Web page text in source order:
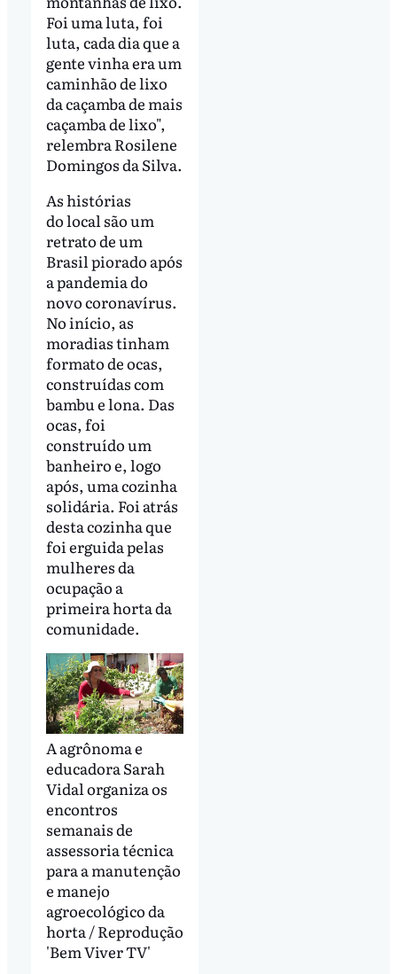
Foi uma luta, foi
luta, cada dia que a
gente vinha era um
caminhão de lixo
da caçamba de mais
caçamba de lixo",
relembra Rosilene
Domingos da Silva.
As histórias
do local são um
retrato de um
Brasil piorado após
a pandemia do
novo coronavírus.
No início, as
moradias tinham
formato de ocas,
construídas com
bambu e lona. Das
ocas, foi
construído um
banheiro e, logo
após, uma cozinha
solidária. Foi atrás
desta cozinha que
foi erguida pelas
mulheres da
ocupação a
primeira horta da
comunidade.
A agrônoma e
educadora Sarah
Vidal organiza os
encontros
semanais de
assessoria técnica
para a manutenção
e manejo
agroecológico da
horta / Reprodução
'Bem Viver TV'